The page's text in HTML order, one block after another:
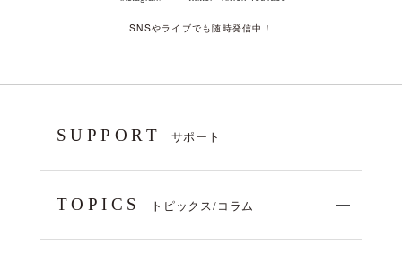
SNSやライブでも随時発信中！
SUPPORT サポート
TOPICS トピックス/コラム